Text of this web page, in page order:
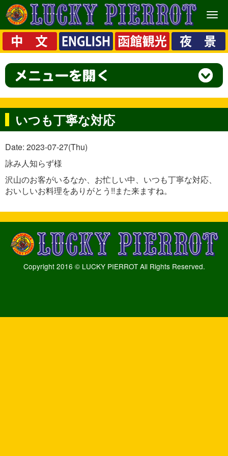
メ
ニ
ュ
ー
いつも丁寧な対応
Date: 2023-07-27(Thu)
詠み人知らず様
沢山のお客がいるなか、お忙しい中、いつも丁寧な対応、
おいしいお料理をありがとう!!また来ますね。
Copyright 2016 © LUCKY PIERROT All Rights Reserved.